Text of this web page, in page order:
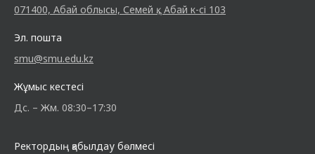
071400, Абай облысы, Семей қ., Абай к-сі 103
Эл. пошта
smu@smu.edu.kz
Жұмыс кестесі
Дс. – Жм. 08:30–17:30
Ректордың қабылдау бөлмесі